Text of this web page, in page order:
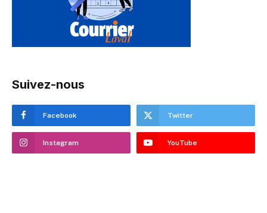
Suivez-nous
Facebook Twitter
Instagram YouTube